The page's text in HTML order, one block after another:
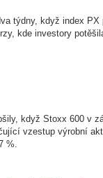
týdny, když index
kde investory
když Stoxx 600 v
vzestup výrobní
%.